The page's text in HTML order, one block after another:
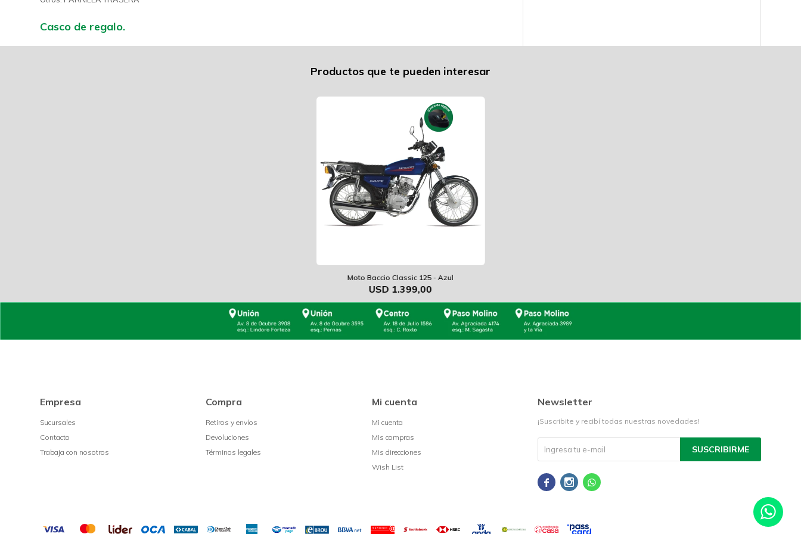
Casco de regalo.
Productos que te pueden interesar
Moto Baccio Classic 125 - Azul
USD 1.399,00
Empresa
Sucursales
Contacto
Trabaja con nosotros
Compra
Retiros y envíos
Devoluciones
Términos legales
Mi cuenta
Mi cuenta
Mis compras
Mis direcciones
Wish List
Newsletter
¡Suscribite y recibí todas nuestras novedades!
SUSCRIBIRME
  